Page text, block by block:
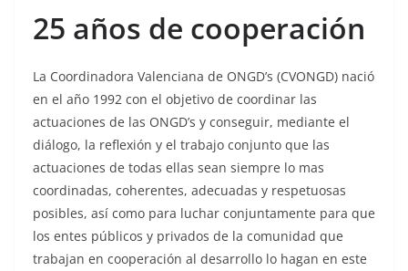
25 años de cooperación
La Coordinadora Valenciana de ONGD’s (CVONGD) nació
en el año 1992 con el objetivo de coordinar las
actuaciones de las ONGD’s y conseguir, mediante el
diálogo, la reflexión y el trabajo conjunto que las
actuaciones de todas ellas sean siempre lo mas
coordinadas, coherentes, adecuadas y respetuosas
posibles, así como para luchar conjuntamente para que
los entes públicos y privados de la comunidad que
trabajan en cooperación al desarrollo lo hagan en este